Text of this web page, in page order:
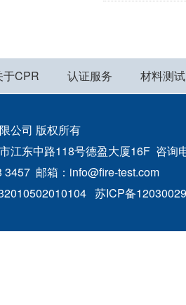
于CPR 认证服务 材料测试
公司 版权所有
江东中路118号德盈大厦16F 咨
3457 邮箱：info@fire-test.com
苏ICP备